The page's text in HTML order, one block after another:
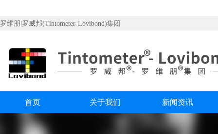
罗维朋|罗威邦(Tintometer-Lovibond)集团
首页 关于我们 新闻资讯